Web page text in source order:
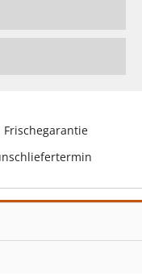
Frischegarantie